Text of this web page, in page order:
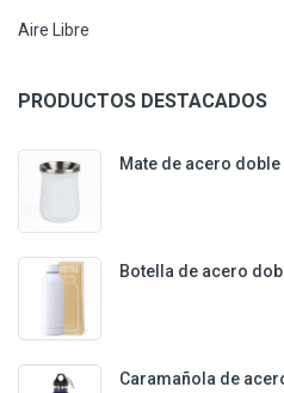
Aire Libre
PRODUCTOS DESTACADOS
Mate de acero doble
Botella de acero
Caramañola de